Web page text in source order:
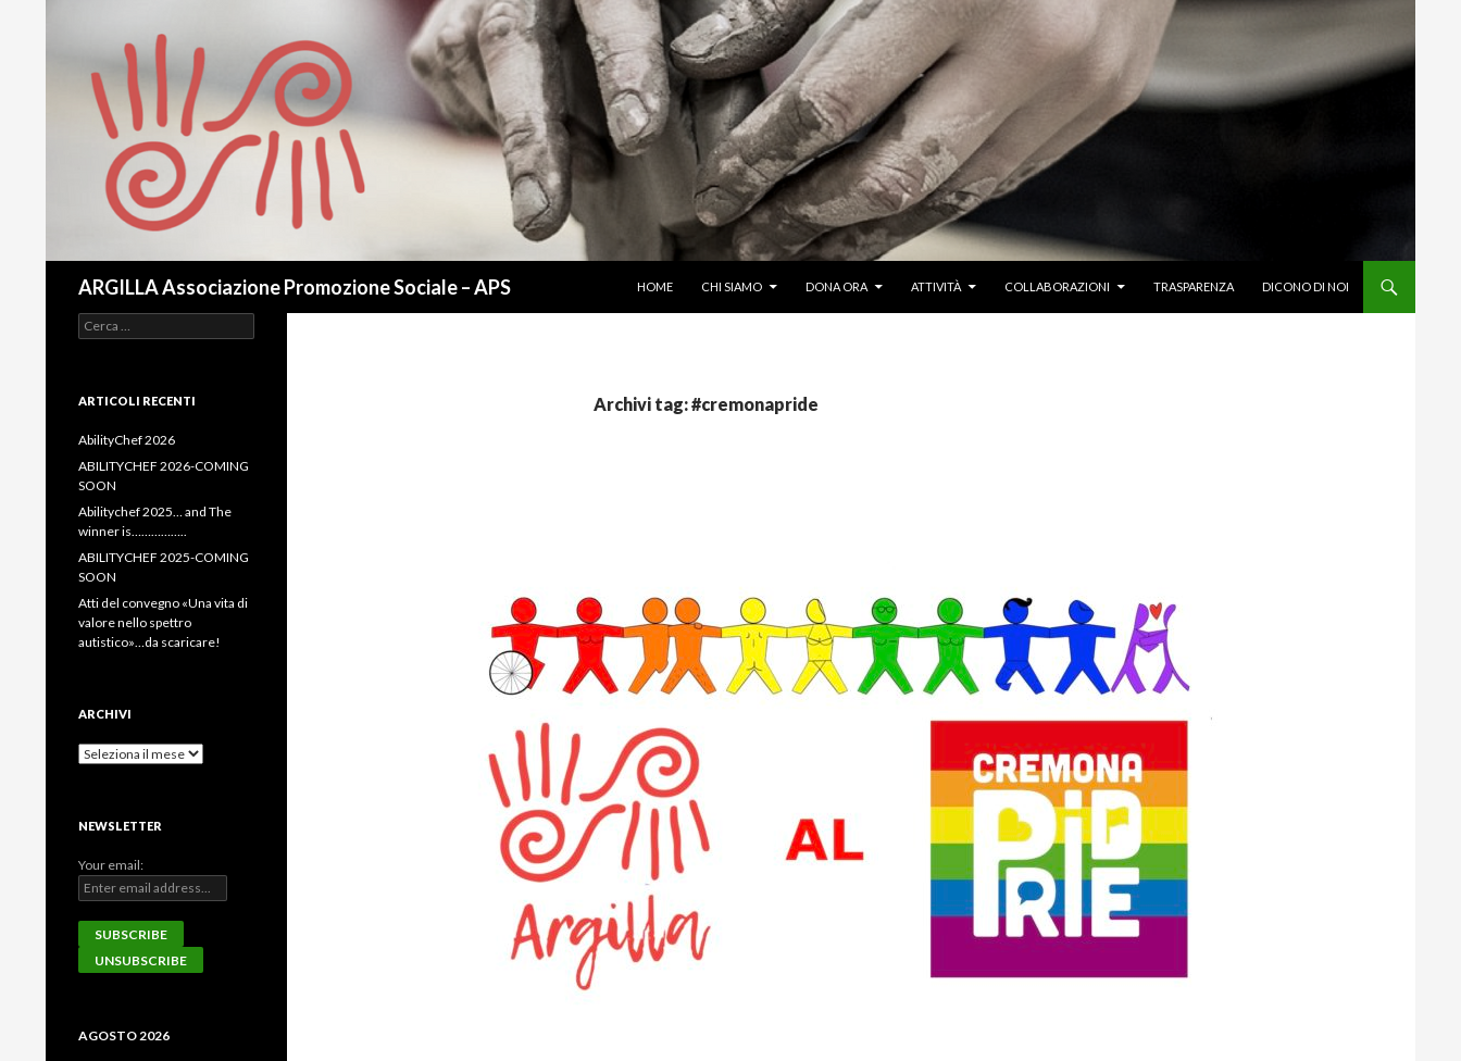
ARGILLA Associazione Promozione Sociale – APS
HOME
CHI SIAMO DONA ORA ATTIVITÀ COLLABORAZIONI TRASPARENZA DICONO DI NOI
Archivi tag: #cremonapride
Ricerca
per:
ARTICOLI RECENTI
AbilityChef 2026
ABILITYCHEF 2026-COMING
SOON
Abilitychef 2025… and The
winner is……………..
ABILITYCHEF 2025-COMING
SOON
Atti del convegno «Una vita di
valore nello spettro
autistico»…da scaricare!
ARCHIVI
Archivi
NEWSLETTER
Your email:
AGOSTO 2026